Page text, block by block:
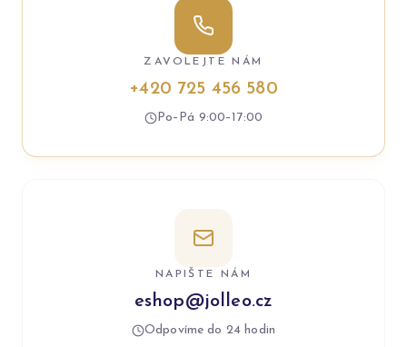
ZAVOLEJTE NÁM
+420 725 456 580
Po–Pá 9:00–17:00
NAPIŠTE NÁM
eshop@jolleo.cz
Odpovíme do 24 hodin